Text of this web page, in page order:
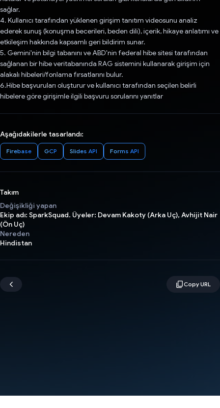
sağlar.
4. Kullanıcı tarafından yüklenen girişim tanıtım videosunu analiz
ederek sunuş (konuşma becerileri, beden dili), içerik, hikaye anlatımı ve
etkileşim hakkında kapsamlı geri bildirim sunar.
5. Gemini'nin bilgi tabanını ve ABD'nin federal hibe sitesi tarafından
sağlanan bir hibe veritabanında RAG sistemini kullanarak girişim için
alakalı hibeleri/fonlama fırsatlarını bulur.
6.Hibe başvuruları oluşturur ve kullanıcı tarafından seçilen belirli
hibelere göre girişimle ilgili başvuru sorularını yanıtlar
Aşağıdakilerle tasarlandı:
Firebase GCP Slides API Forms API
Takım
Değişikliği yapan
Ekip adı: SparkSquad. Üyeler: Devam Kakoty (Arka Uç), Avhijit Nair
(Ön Uç)
Nereden
Hindistan